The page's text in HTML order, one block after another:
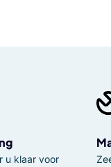
u klaar voor